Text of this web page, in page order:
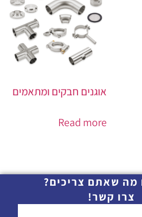
אוגנים חבקים ומתאמים
Read more
שאתם צריכים?
צרו קשר!